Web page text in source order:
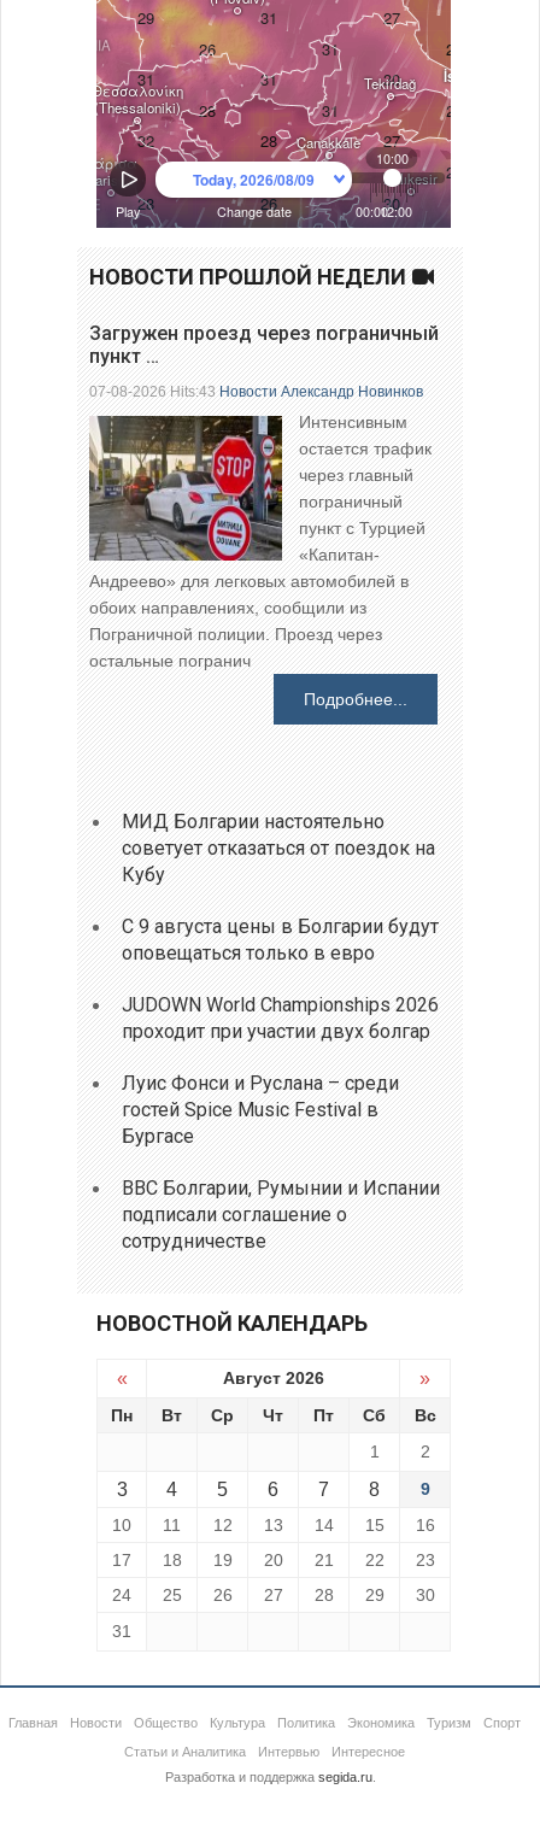
НОВОСТИ ПРОШЛОЙ НЕДЕЛИ
Загружен проезд через пограничный
пункт …
07-08-2026 Hits:43Новости Александр Новинков
Интенсивным
остается трафик
через главный
пограничный
пункт с Турцией
«Капитан-
Андреево» для легковых автомобилей в
обоих направлениях, сообщили из
Пограничной полиции. Проезд через
остальные погранич
Подробнее...
МИД Болгарии настоятельно
советует отказаться от поездок на
Кубу
С 9 августа цены в Болгарии будут
оповещаться только в евро
JUDOWN World Championships 2026
проходит при участии двух болгар
Луис Фонси и Руслана – среди
гостей Spice Music Festival в
Бургасе
ВВС Болгарии, Румынии и Испании
подписали соглашение о
сотрудничестве
НОВОСТНОЙ КАЛЕНДАРЬ
« Август 2026 »
Пн Вт Ср Чт Пт Сб
Вс
1
2
3 4 5 6 7 8
9
10
11 12 13 14 15
16
17
18 19 20 21 22
23
24
25 26 27 28 29
30
31
Главная Новости Общество Культура Политика Экономика Туризм
Спорт
Статьи и Аналитика
Интервью
Интересное
Разработка и поддержка segida.ru.